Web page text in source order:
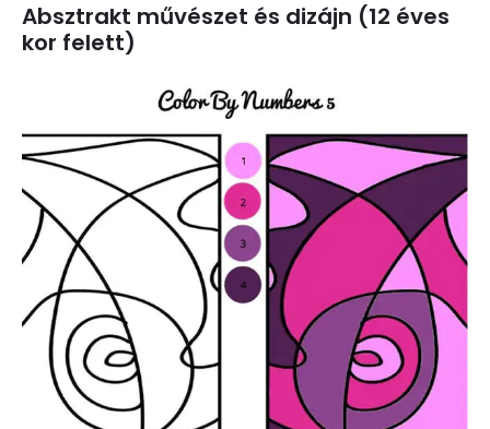
Absztrakt művészet és dizájn (12 éves
kor felett)